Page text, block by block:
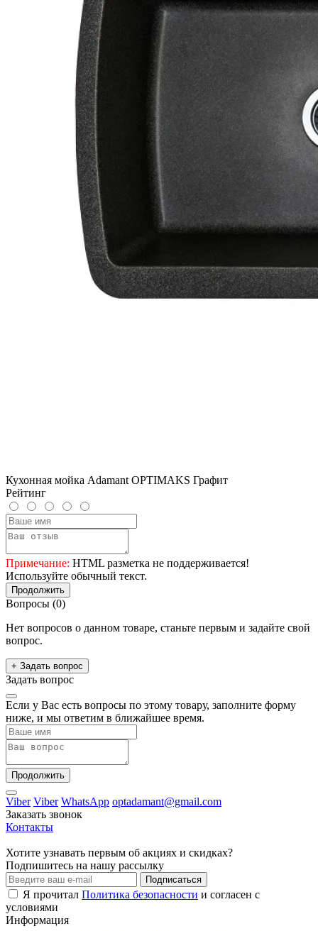
Кухонная мойка Adamant OPTIMAKS Графит
Рейтинг
Примечание: HTML разметка не поддерживается!
Используйте обычный текст.
Продолжить
Вопросы (0)
Нет вопросов о данном товаре, станьте первым и задайте свой
вопрос.
+ Задать вопрос
Задать вопрос
Если у Вас есть вопросы по этому товару, заполните форму
ниже, и мы ответим в ближайшее время.
Продолжить
Viber Viber WhatsApp optadamant@gmail.com
Заказать звонок
Контакты
Хотите узнавать первым об акциях и скидках?
Подпишитесь на нашу рассылку
Подписаться
Я прочитал Политика безопасности и согласен с
условиями
Информация